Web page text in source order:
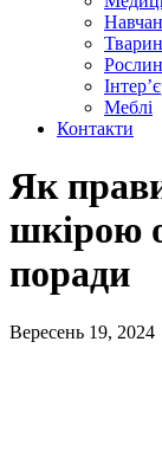
Меблі
Контакти
Як
шкірою
поради
Вересень 19, 2024